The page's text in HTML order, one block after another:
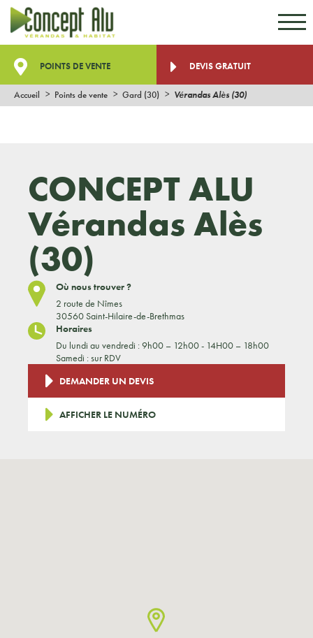
POINTS DE VENTE DEVIS GRATUIT
Accueil Points de vente Gard (30) Vérandas Alès (30)
CONCEPT ALU
Vérandas Alès
(30)
Où nous trouver ?
2 route de Nîmes
30560 Saint-Hilaire-de-Brethmas
Horaires
Du lundi au vendredi : 9h00 – 12h00 - 14H00 – 18h00
Samedi : sur RDV
DEMANDER UN DEVIS
AFFICHER LE NUMÉRO